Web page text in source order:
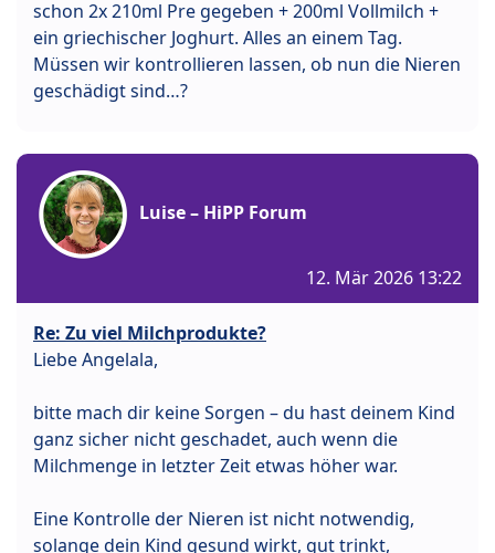
schon 2x 210ml Pre gegeben + 200ml Vollmilch +
ein griechischer Joghurt. Alles an einem Tag.
Müssen wir kontrollieren lassen, ob nun die Nieren
geschädigt sind…?
Luise – HiPP Forum
12. Mär 2026 13:22
Re: Zu viel Milchprodukte?
Liebe Angelala,
bitte mach dir keine Sorgen – du hast deinem Kind
ganz sicher nicht geschadet, auch wenn die
Milchmenge in letzter Zeit etwas höher war.
Eine Kontrolle der Nieren ist nicht notwendig,
solange dein Kind gesund wirkt, gut trinkt,